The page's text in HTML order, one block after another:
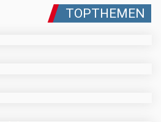
TOPTHEMEN